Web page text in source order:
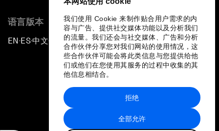
我们使用 Cookie 来制作贴合用户需求的内
容与广告、提供社交媒体功能以及分析我们
的流量。我们还会与社交媒体、广告和分析
合作伙伴分享您对我们网站的使用情况，这
些合作伙伴可能会将此类信息与您提供给他
们或他们在您使用其服务的过程中收集的其
他信息相结合。
全部允许
拒绝
语言版本
EN ▪ES▪中文▪ 日本語
站点地图